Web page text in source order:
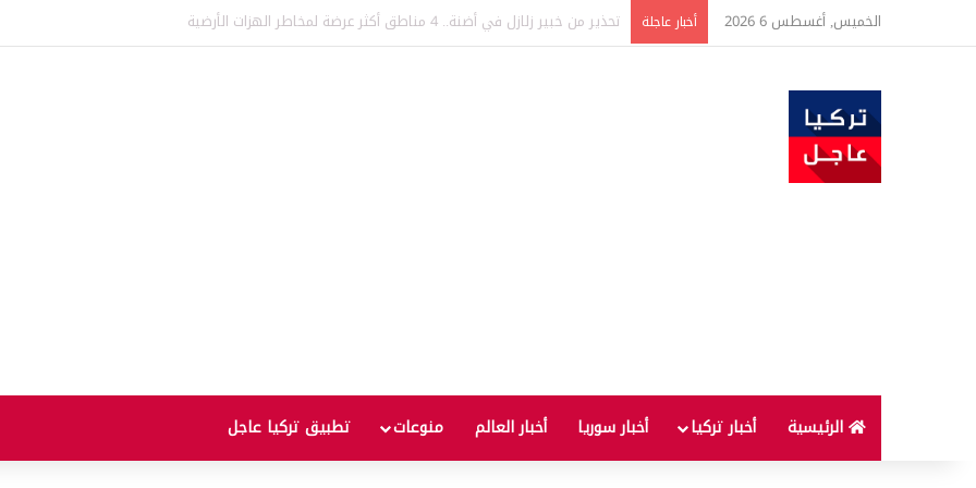
الخميس, أغسطس 6 2026 أخبار عاجلة حدث فريد من نوعه بين تركيا وأرمينيا! إعادة إحياء جسر “آني” رمز طريق الحرير الذي يعود تاريخه إلى قرون
الرئيسية أخبار تركيا أخبار سوريا أخبار العالم منوعات تطبيق تركيا عاجل